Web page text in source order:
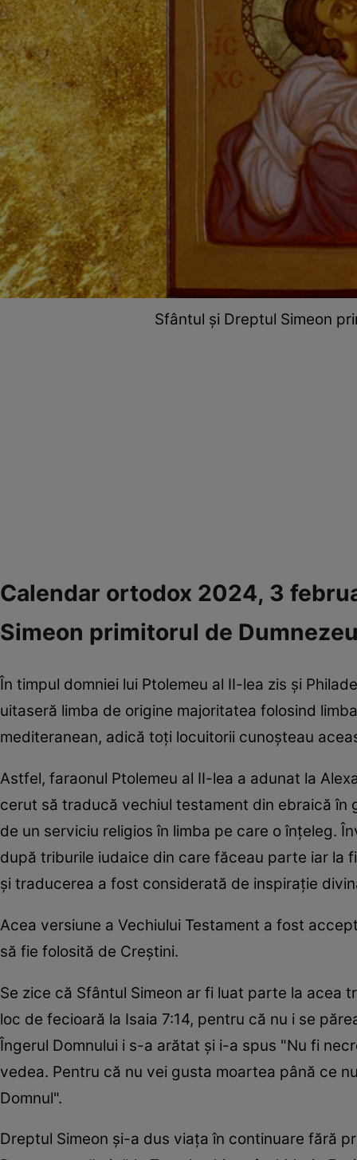
Sfântul și Dreptul Simeon
Calendar ortodox 2024, 3
Simeon primitorul de
În timpul domniei lui Ptolemeu al II-lea zis și
uitaseră limba de origine majoritatea folosind
mediteranean, adică toți locuitorii cunoșteau
Astfel, faraonul Ptolemeu al II-lea a adunat la
cerut să traducă vechiul testament din ebraică
de un serviciu religios în limba pe care o înțeleg.
după triburile iudaice din care făceau parte iar la
și traducerea a fost considerată de inspirație
Acea versiune a Vechiului Testament a fost
să fie folosită de Creștini.
Se zice că Sfântul Simeon ar fi luat parte la acea
loc de fecioară la Isaia 7:14, pentru că nu i se
Îngerul Domnului i s-a arătat și i-a spus "Nu fi
vedea. Pentru că nu vei gusta moartea până ce
Domnul".
Dreptul Simeon și-a dus viața în continuare fără